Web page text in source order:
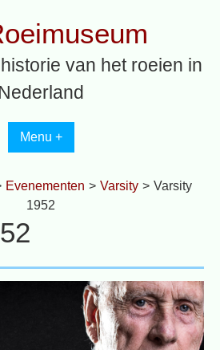
van het roeien in
Nederland
Menu +
Evenementen > Varsity > Varsity
1952